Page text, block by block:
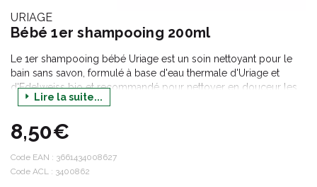
URIAGE
Bébé 1er shampooing 200ml
Le 1er shampooing bébé Uriage est un soin nettoyant pour le
bain sans savon, formulé à base d'eau thermale d'Uriage et
d'Edelweiss bio et recommandé pour nettoyer en douceur les
cheveux de bébé dès la naissance. Il possède une base lavante
et facilite le démêlage.
Lire la suite...
8,50€
Code EAN : 3661434008627
Code ACL : 3400862